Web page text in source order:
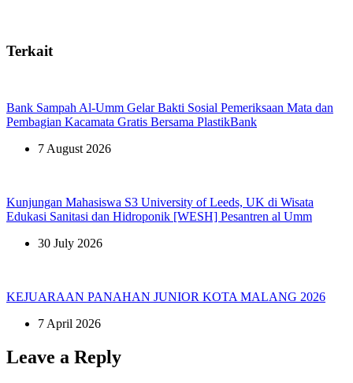
Terkait
Bank Sampah Al-Umm Gelar Bakti Sosial Pemeriksaan Mata dan
Pembagian Kacamata Gratis Bersama PlastikBank
7 August 2026
Kunjungan Mahasiswa S3 University of Leeds, UK di Wisata
Edukasi Sanitasi dan Hidroponik [WESH] Pesantren al Umm
30 July 2026
KEJUARAAN PANAHAN JUNIOR KOTA MALANG 2026
7 April 2026
Leave a Reply